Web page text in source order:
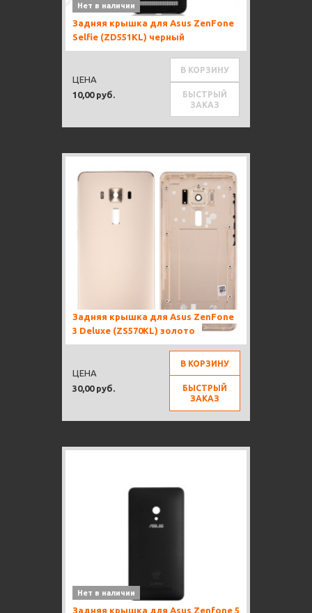
Нет в наличии
Задняя крышка для Asus ZenFone
Selfie (ZD551KL) черный
10,00 руб.
ЦЕНА
В КОРЗИНУ
БЫСТРЫЙ
ЗАКАЗ
Задняя крышка для Asus ZenFone
3 Deluxe (ZS570KL) золото
30,00 руб.
ЦЕНА
В КОРЗИНУ
БЫСТРЫЙ
ЗАКАЗ
Нет в наличии
Задняя крышка для Asus Zenfone 5